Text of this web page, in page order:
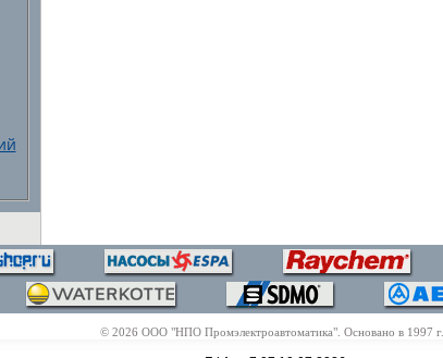
© 2026 ООО "НПО Промэлектроавтоматика". Основано в 1997 г..